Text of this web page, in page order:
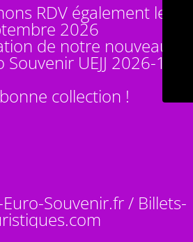
RDV également le 14
2026
de notre nouveauté :
Souvenir UEJJ 2026-10
collection !
Souvenir.fr / Billets-